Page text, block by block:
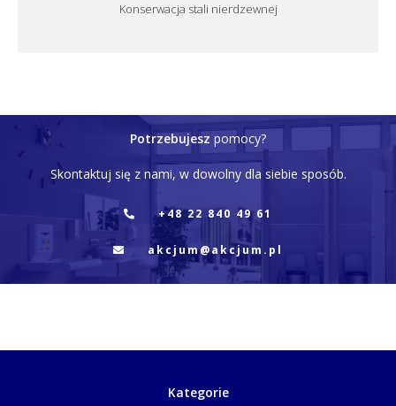
Konserwacja stali nierdzewnej
Potrzebujesz pomocy?
Skontaktuj się z nami, w dowolny dla siebie sposób.
+48 22 840 49 61
akcjum@akcjum.pl
Kategorie